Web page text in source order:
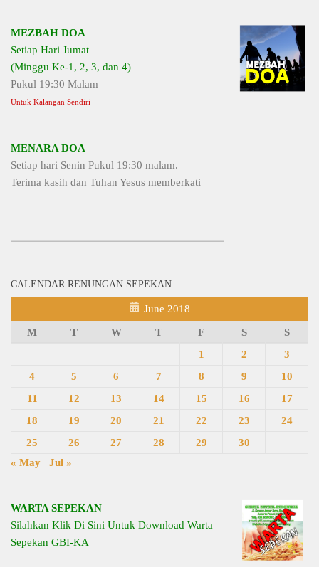
MEZBAH DOA
Setiap Hari Jumat
(Minggu Ke-1, 2, 3, dan 4)
Pukul 19:30 Malam
Untuk Kalangan Sendiri
MENARA DOA
Setiap hari Senin Pukul 19:30 malam.
Terima kasih dan Tuhan Yesus memberkati
CALENDAR RENUNGAN SEPEKAN
June 2018
M T W T F S
S
1
2
3
4
5 6 7 8 9
10
11
12 13 14 15 16
17
18
19 20 21 22 23
24
25
26 27 28 29
30
« May
Jul »
WARTA SEPEKAN
Silahkan Klik Di Sini Untuk Download Warta
Sepekan GBI-KA